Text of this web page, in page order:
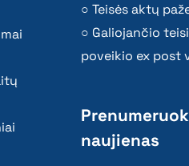
Teisės aktų
Galiojančio
poveikio ex post
naujienas